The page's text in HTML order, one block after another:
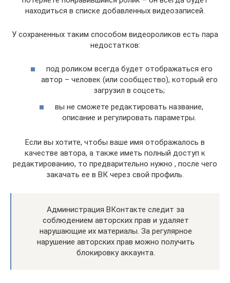
находиться в списке добавленных видеозаписей.
У сохраненных таким способом видеороликов есть пара
недостатков:
под роликом всегда будет отображаться его
автор – человек (или сообщество), который его
загрузил в соцсеть;
вы не сможете редактировать название,
описание и регулировать параметры.
Если вы хотите, чтобы ваше имя отображалось в
качестве автора, а также иметь полный доступ к
редактированию, то предварительно нужно , после чего
закачать ее в ВК через свой профиль.
Администрация ВКонтакте следит за
соблюдением авторских прав и удаляет
нарушающие их материалы. За регулярное
нарушение авторских прав можно получить
блокировку аккаунта.